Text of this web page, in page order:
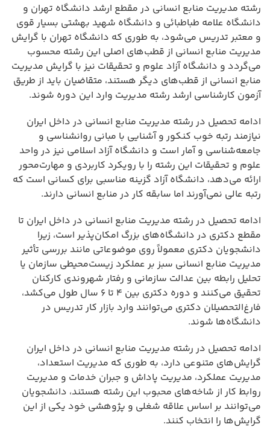
رشته مدیریت منابع انسانی در مقطع ارشد دانشگاه تهران و
دانشگاه علامه طباطبائی و دانشگاه شهید بهشتی بسیار قوی
و معتبر تدریس می‌شود، به طوری که دانشگاه تهران با گرایش
مدیریت منابع انسانی از قطب‌های اصلی این رشته محسوب
می‌گردد و دانشگاه آزاد علوم و تحقیقات نیز با گرایش مدیریت
منابع انسانی از قطب‌های دیگر هستند، متقاضیان باید از طریق
آزمون کارشناسی ارشد رشته مدیریت وارد این دوره شوند.
ادامه تحصیل در رشته مدیریت منابع انسانی در داخل ایران
نیازمند رتبه خوب کنکور و آشنایی با مبانی روانشناسی و
جامعه‌شناسی و آمار است و دانشگاه آزاد اسلامی نیز در واحد
علوم و تحقیقات این رشته را با رویکرد کاربردی و مهارت‌محور
ارائه می‌دهد، دانشگاه آزاد گزینه مناسبی برای کسانی است که
رتبه عالی نمی‌آورند اما سابقه کار در منابع انسانی دارند.
ادامه تحصیل در رشته مدیریت منابع انسانی در داخل ایران تا
مقطع دکتری در دانشگاه‌های بزرگ امکان‌پذیر است، زیرا
دانشجویان دکتری معمولاً روی موضوعاتی مانند بررسی تأثیر
مدیریت منابع انسانی سبز بر عملکرد زیست‌محیطی سازمان یا
تحلیل رابطه بین عدالت سازمانی و رفتار شهروندی کارکنان
تحقیق می‌کنند و دوره دکتری بین ۴ تا ۶ سال طول می‌کشد،
فارغ‌التحصیلان دکتری می‌توانند وارد بازار کار تدریس در
دانشگاه‌ها شوند.
ادامه تحصیل در رشته مدیریت منابع انسانی در داخل ایران
گرایش‌های متنوعی دارد، به طوری که مدیریت استعداد،
مدیریت عملکرد، مدیریت پاداش و جبران خدمات و مدیریت
روابط کار از شاخه‌های محبوب این رشته هستند، دانشجویان
می‌توانند بر اساس علاقه شغلی و پژوهشی خود یکی از این
گرایش‌ها را انتخاب کنند.